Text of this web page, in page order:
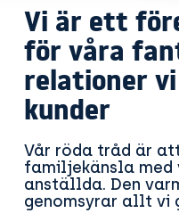
Vi är ett
för våra
relationer
kunder
Vår röda tråd är
familjekänsla med
anställda. Den
genomsyrar allt vi